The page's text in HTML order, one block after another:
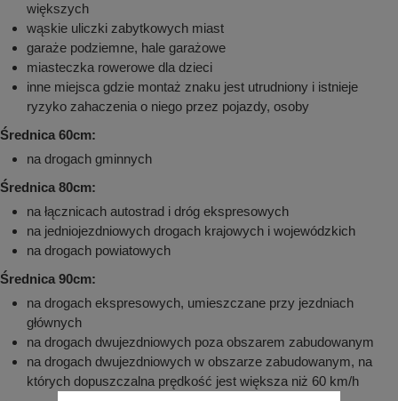
większych
wąskie uliczki zabytkowych miast
garaże podziemne, hale garażowe
miasteczka rowerowe dla dzieci
inne miejsca gdzie montaż znaku jest utrudniony i istnieje
ryzyko zahaczenia o niego przez pojazdy, osoby
Średnica 60cm:
na drogach gminnych
Średnica 80cm:
na łącznicach autostrad i dróg ekspresowych
na jedniojezdniowych drogach krajowych i wojewódzkich
na drogach powiatowych
Średnica 90cm:
na drogach ekspresowych, umieszczane przy jezdniach
głównych
na drogach dwujezdniowych poza obszarem zabudowanym
na drogach dwujezdniowych w obszarze zabudowanym, na
których dopuszczalna prędkość jest większa niż 60 km/h